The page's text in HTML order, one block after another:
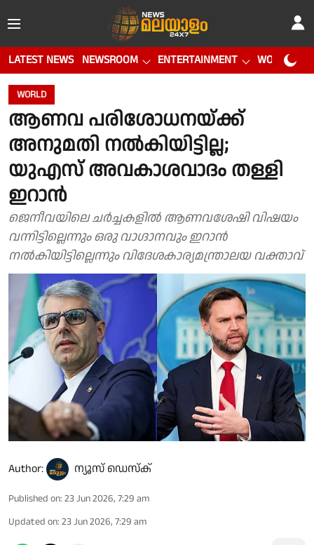
LATEST NEWS NEWSROOM ENTERTAINMENT WORLD CUP
WORLD
ആണവ പരിശോധനയ്ക്ക്
അനുമതി നൽകിയിട്ടില്ല;
യുഎസ് അവകാശവാദം തള്ളി
ഇറാൻ
ജെനീവയിലെ ചർച്ചകളിൽ ആണവശേഷി വിഷയം
വന്നിട്ടില്ലെന്നും ഒരു വാഗ്ദാനവും ഇറാൻ
നൽകിയിട്ടില്ലെന്നും വിദേശകാര്യമന്ത്രാലയ വക്താവ്
Author: ന്യൂസ് ഡെസ്ക്
Published on: 23 Jun 2026, 7:29 am
Updated on: 23 Jun 2026, 7:29 am